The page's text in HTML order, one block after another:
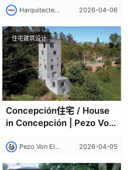
Building | HArquitectes
Harquitectes 建筑师事务所｜Harquitectes 2026-04-06
住宅建筑设计
Concepción住宅 / House
in Concepción | Pezo Von
Pezo Von Ellrichshausen 2026-04-05